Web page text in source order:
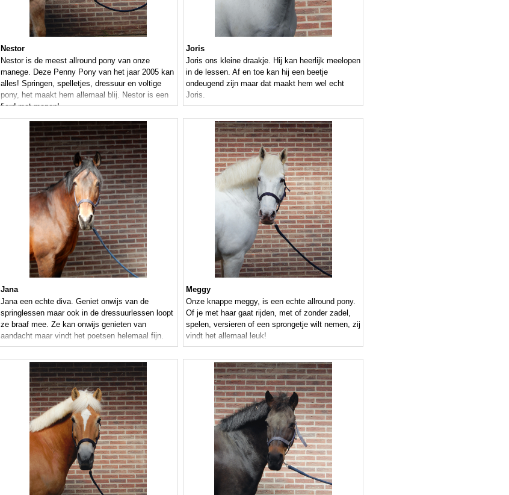
Nestor
Nestor is de meest allround pony van onze
manege. Deze Penny Pony van het jaar 2005 kan
alles! Springen, spelletjes, dressuur en voltige
pony, het maakt hem allemaal blij. Nestor is een
fjord met manen!
Joris
Joris ons kleine draakje. Hij kan heerlijk meelopen
in de lessen. Af en toe kan hij een beetje
ondeugend zijn maar dat maakt hem wel echt
Joris.
Jana
Jana een echte diva. Geniet onwijs van de
springlessen maar ook in de dressuurlessen loopt
ze braaf mee. Ze kan onwijs genieten van
aandacht maar vindt het poetsen helemaal fijn.
Meggy
Onze knappe meggy, is een echte allround pony.
Of je met haar gaat rijden, met of zonder zadel,
spelen, versieren of een sprongetje wilt nemen, zij
vindt het allemaal leuk!